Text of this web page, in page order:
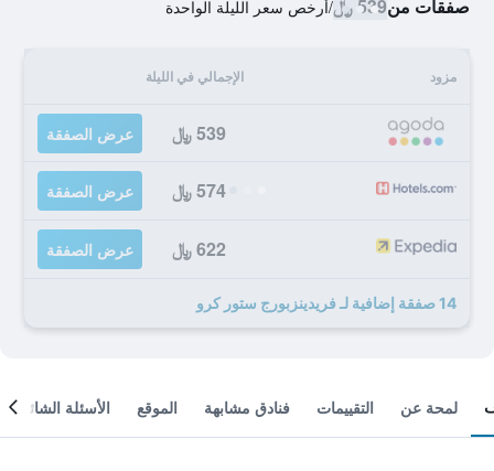
صفقات من539 ﷼ /أرخص سعر الليلة الواحدة
مزود الإجمالي في الليلة
539 ﷼ عرض الصفقة
574 ﷼ عرض الصفقة
622 ﷼ عرض الصفقة
14 صفقة إضافية لـ فريدينزبورج ستور كرو
لمحة عن التقييمات فنادق مشابهة الموقع الأسئلة الشائعة